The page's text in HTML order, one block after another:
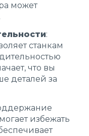
может
:
станкам
что вы
деталей за
избежать